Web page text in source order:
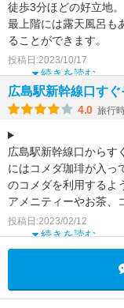
徒歩3分ほどの好立地。
最上階には露天風呂も
ることができます。
ホテル全体的に綺麗で
続きを読む
投稿日:2023/10/17
広島駅新幹線口すぐ
4.0 旅行
広島駅新幹線口からす
にはコメダ珈琲が入っ
のコメダを利用するよ
アメニティーやお茶、
した。チェックイン前
続きを読む
投稿日:2023/02/12